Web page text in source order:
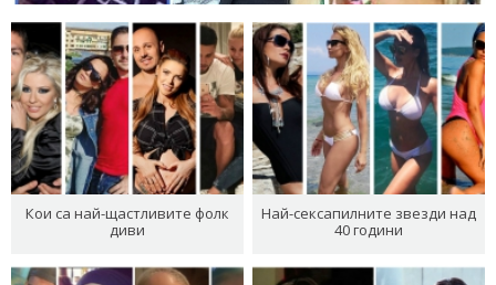
Кои са най-щастливите фолк
диви
Най-сексапилните звезди над
40 години